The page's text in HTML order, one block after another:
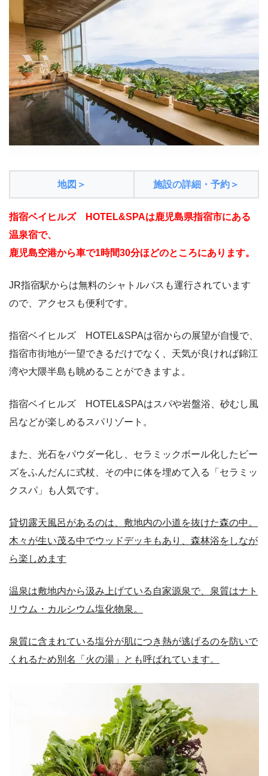
地図＞ 施設の詳細・予約＞
指宿ベイヒルズ HOTEL&SPAは鹿児島県指宿市にある
温泉宿で、
鹿児島空港から車で1時間30分ほどのところにあります。
JR指宿駅からは無料のシャトルバスも運行されています
ので、アクセスも便利です。
指宿ベイヒルズ HOTEL&SPAは宿からの展望が自慢で、
指宿市街地が一望できるだけでなく、天気が良ければ錦江
湾や大隈半島も眺めることができますよ。
指宿ベイヒルズ HOTEL&SPAはスパや岩盤浴、砂むし風
呂などが楽しめるスパリゾート。
また、光石をパウダー化し、セラミックボール化したビー
ズをふんだんに式杖、その中に体を埋めて入る「セラミッ
クスパ」も人気です。
貸切露天風呂があるのは、敷地内の小道を抜けた森の中。
木々が生い茂る中でウッドデッキもあり、森林浴をしなが
ら楽しめます
温泉は敷地内から汲み上げている自家源泉で、泉質はナト
リウム・カルシウム塩化物泉。
泉質に含まれている塩分が肌につき熱が逃げるのを防いで
くれるため別名「火の湯」とも呼ばれています。